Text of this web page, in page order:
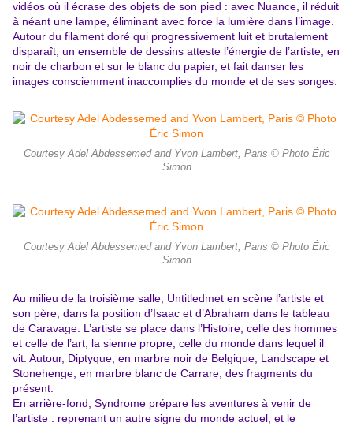
vidéos où il écrase des objets de son pied : avec Nuance, il réduit
à néant une lampe, éliminant avec force la lumière dans l’image.
Autour du filament doré qui progressivement luit et brutalement
disparaît, un ensemble de dessins atteste l’énergie de l’artiste, en
noir de charbon et sur le blanc du papier, et fait danser les
images consciemment inaccomplies du monde et de ses songes.
Courtesy Adel Abdessemed and Yvon Lambert, Paris © Photo Éric
Simon
Courtesy Adel Abdessemed and Yvon Lambert, Paris © Photo Éric
Simon
Au milieu de la troisième salle, Untitledmet en scène l’artiste et
son père, dans la position d’Isaac et d’Abraham dans le tableau
de Caravage. L’artiste se place dans l’Histoire, celle des hommes
et celle de l’art, la sienne propre, celle du monde dans lequel il
vit. Autour, Diptyque, en marbre noir de Belgique, Landscape et
Stonehenge, en marbre blanc de Carrare, des fragments du
présent.
En arrière-fond, Syndrome prépare les aventures à venir de
l’artiste : reprenant un autre signe du monde actuel, et le